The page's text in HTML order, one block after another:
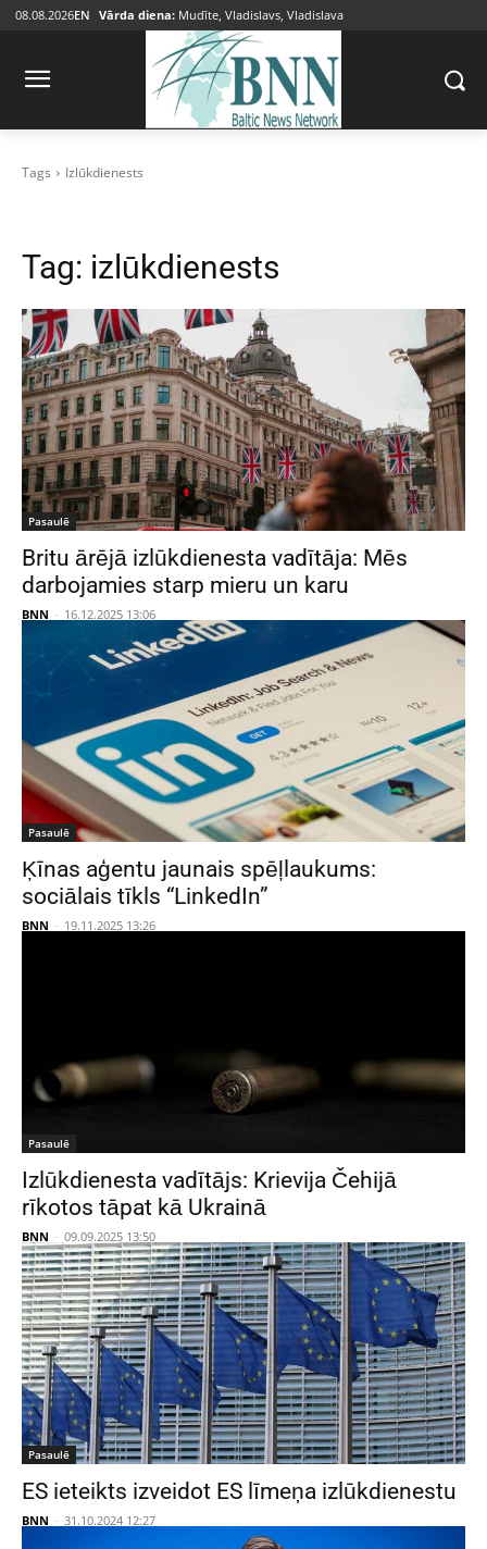
08.08.2026EN Vārda diena: Mudīte, Vladislavs, Vladislava
Tags Izlūkdienests
Tag: izlūkdienests
Pasaulē
Britu ārējā izlūkdienesta vadītāja: Mēs
darbojamies starp mieru un karu
BNN - 16.12.2025 13:06
Pasaulē
Ķīnas aģentu jaunais spēļlaukums:
sociālais tīkls “LinkedIn”
BNN - 19.11.2025 13:26
Pasaulē
Izlūkdienesta vadītājs: Krievija Čehijā
rīkotos tāpat kā Ukrainā
BNN - 09.09.2025 13:50
Pasaulē
ES ieteikts izveidot ES līmeņa izlūkdienestu
BNN - 31.10.2024 12:27